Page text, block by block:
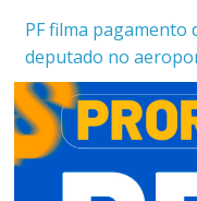
PF filma pagamento
deputado no